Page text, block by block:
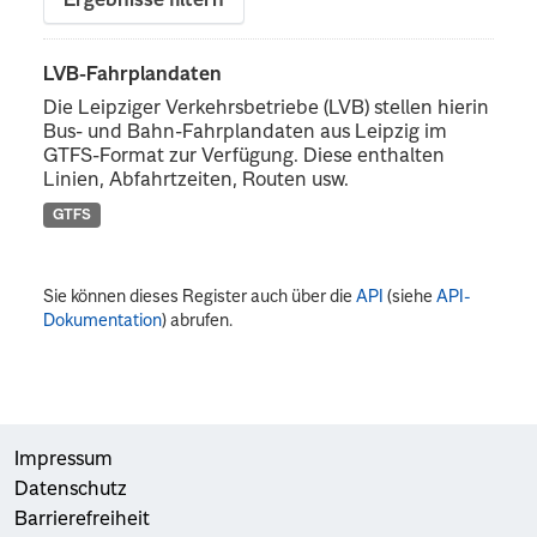
LVB-Fahrplandaten
Die Leipziger Verkehrsbetriebe (LVB) stellen hierin
Bus- und Bahn-Fahrplandaten aus Leipzig im
GTFS-Format zur Verfügung. Diese enthalten
Linien, Abfahrtzeiten, Routen usw.
GTFS
Sie können dieses Register auch über dieAPI (sieheAPI-
Dokumentation) abrufen.
Impressum
Datenschutz
Barrierefreiheit